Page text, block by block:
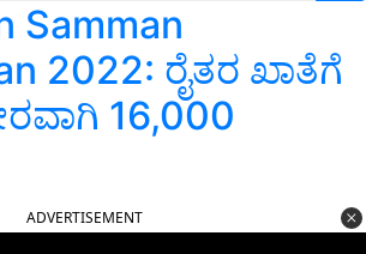
Samman
2022: ರೈತರ ಖಾತೆಗೆ
16,000
ADVERTISEMENT